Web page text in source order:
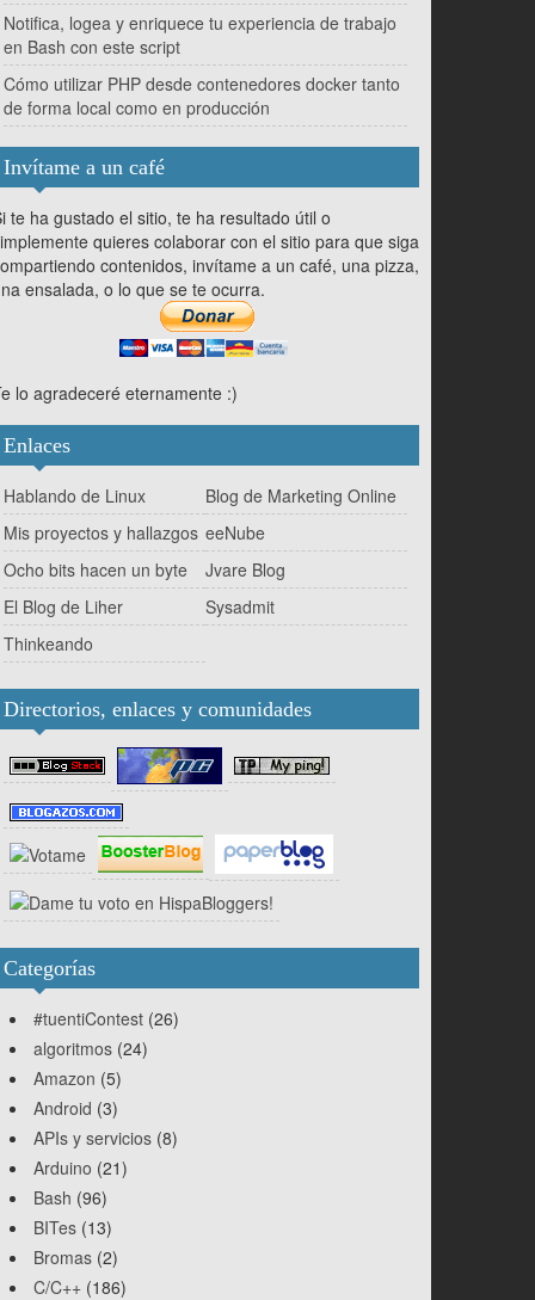
Notifica, logea y enriquece tu experiencia de trabajo
en Bash con este script
Cómo utilizar PHP desde contenedores docker tanto
de forma local como en producción
Invítame a un café
te ha gustado el sitio, te ha resultado útil o
quieres colaborar con el sitio para que siga
contenidos, invítame a un café, una pizza,
ensalada, o lo que se te ocurra.
lo agradeceré eternamente :)
Enlaces
Hablando de Linux
Blog de Marketing Online
Mis proyectos y hallazgos eeNube
Ocho bits hacen un byte
Jvare Blog
El Blog de Liher
Sysadmit
Thinkeando
Directorios, enlaces y comunidades
Categorías
#tuentiContest (26)
algoritmos (24)
Amazon (5)
Android (3)
APIs y servicios (8)
Arduino (21)
Bash (96)
BITes (13)
Bromas (2)
C/C++ (186)